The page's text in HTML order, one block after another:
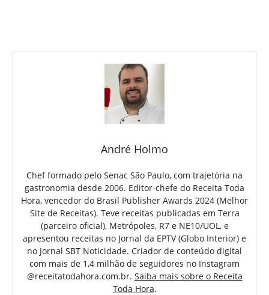
André Holmo
Chef formado pelo Senac São Paulo, com trajetória na
gastronomia desde 2006. Editor-chefe do Receita Toda
Hora, vencedor do Brasil Publisher Awards 2024 (Melhor
Site de Receitas). Teve receitas publicadas em Terra
(parceiro oficial), Metrópoles, R7 e NE10/UOL, e
apresentou receitas no Jornal da EPTV (Globo Interior) e
no Jornal SBT Noticidade. Criador de conteúdo digital
com mais de 1,4 milhão de seguidores no Instagram
@receitatodahora.com.br. Saiba mais sobre o Receita
Toda Hora.